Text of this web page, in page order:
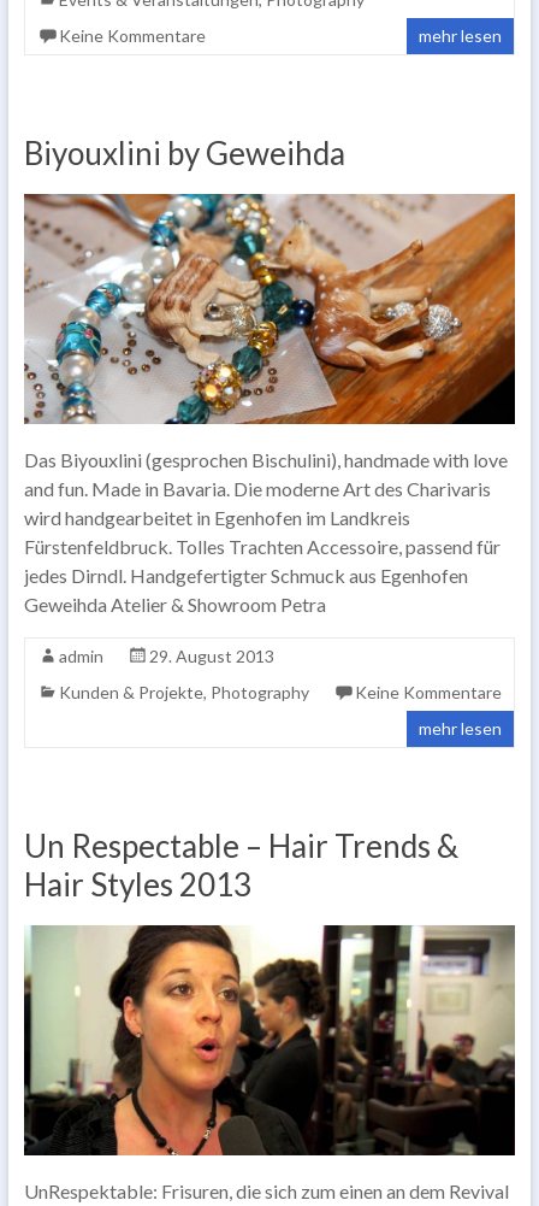
Keine Kommentare
mehr lesen
Biyouxlini by Geweihda
Das Biyouxlini (gesprochen Bischulini), handmade with love
and fun. Made in Bavaria. Die moderne Art des Charivaris
wird handgearbeitet in Egenhofen im Landkreis
Fürstenfeldbruck. Tolles Trachten Accessoire, passend für
jedes Dirndl. Handgefertigter Schmuck aus Egenhofen
Geweihda Atelier & Showroom Petra
admin
29. August 2013
Kunden & Projekte, Photography
Keine Kommentare
mehr lesen
Un Respectable – Hair Trends &
Hair Styles 2013
UnRespektable: Frisuren, die sich zum einen an dem Revival